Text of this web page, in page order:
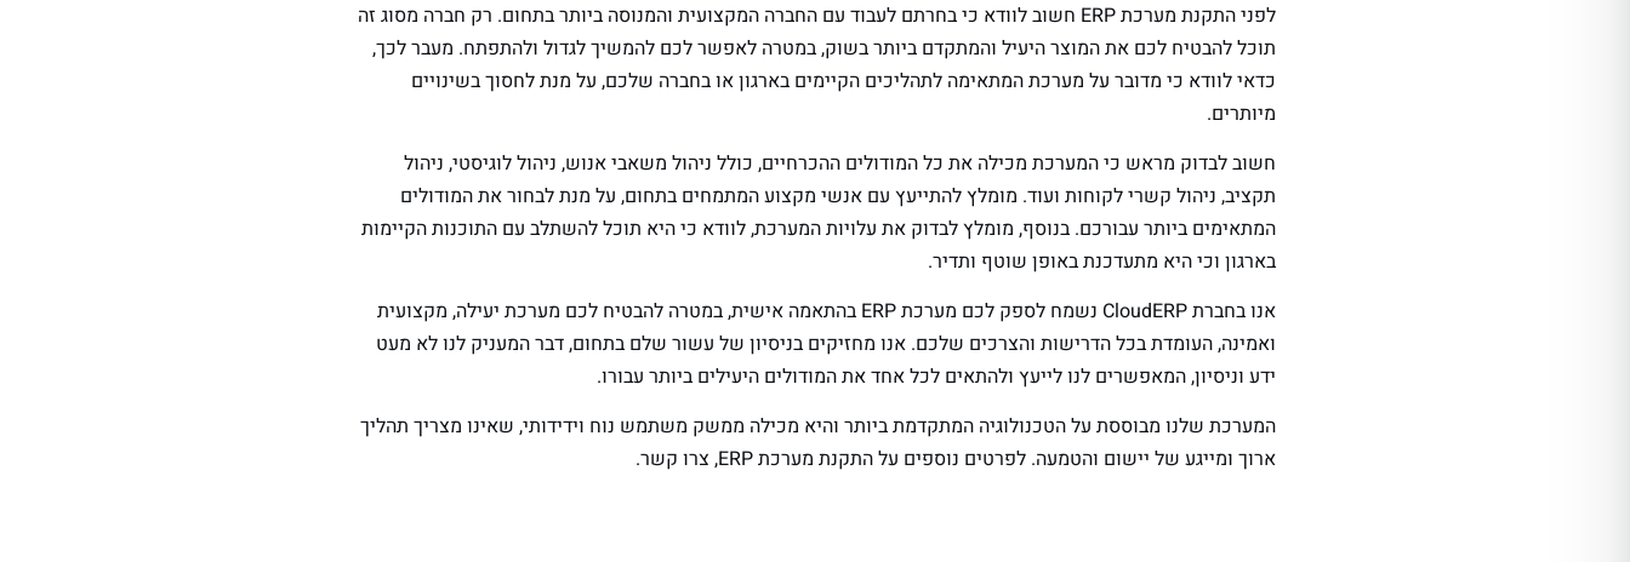
לפני התקנת מערכת ERP חשוב לוודא כי בחרתם לעבוד עם החברה המקצועית והמנוסה ביותר בתחום. רק חברה מסוג זה
תוכל להבטיח לכם את המוצר היעיל והמתקדם ביותר בשוק, במטרה לאפשר לכם להמשיך לגדול ולהתפתח. מעבר לכך,
כדאי לוודא כי מדובר על מערכת המתאימה לתהליכים הקיימים בארגון או בחברה שלכם, על מנת לחסוך בשינויים
מיותרים.
חשוב לבדוק מראש כי המערכת מכילה את כל המודולים ההכרחיים, כולל ניהול משאבי אנוש, ניהול לוגיסטי, ניהול
תקציב, ניהול קשרי לקוחות ועוד. מומלץ להתייעץ עם אנשי מקצוע המתמחים בתחום, על מנת לבחור את המודולים
המתאימים ביותר עבורכם. בנוסף, מומלץ לבדוק את עלויות המערכת, לוודא כי היא תוכל להשתלב עם התוכנות הקיימות
בארגון וכי היא מתעדכנת באופן שוטף ותדיר.
אנו בחברת CloudERP נשמח לספק לכם מערכת ERP בהתאמה אישית, במטרה להבטיח לכם מערכת יעילה, מקצועית
ואמינה, העומדת בכל הדרישות והצרכים שלכם. אנו מחזיקים בניסיון של עשור שלם בתחום, דבר המעניק לנו לא מעט
ידע וניסיון, המאפשרים לנו לייעץ ולהתאים לכל אחד את המודולים היעילים ביותר עבורו.
המערכת שלנו מבוססת על הטכנולוגיה המתקדמת ביותר והיא מכילה ממשק משתמש נוח וידידותי, שאינו מצריך תהליך
ארוך ומייגע של יישום והטמעה. לפרטים נוספים על התקנת מערכת ERP, צרו קשר.